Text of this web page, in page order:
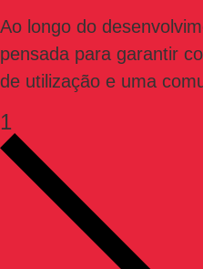
Ao longo do
pensada para garantir
de utilização e uma
1